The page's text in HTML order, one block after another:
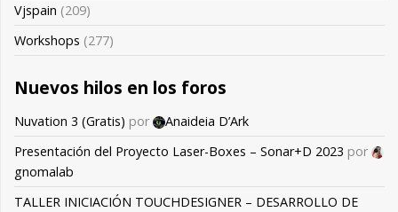
Vjspain (209)
Workshops (277)
Nuevos hilos en los foros
Nuvation 3 (Gratis) por
Anaideia D’Ark
Presentación del Proyecto Laser-Boxes – Sonar+D 2023 por
gnomalab
TALLER INICIACIÓN TOUCHDESIGNER – DESARROLLO DE